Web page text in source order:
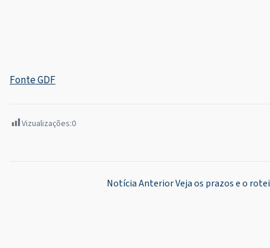
Fonte GDF
Vizualizações:0
Notícia AnteriorVeja os prazos e o